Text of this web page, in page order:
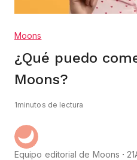
Moons
¿Qué puedo
Moons?
1minutos de lectura
Equipo editorial de Moons 21